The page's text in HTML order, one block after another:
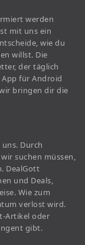
werden
mit uns ein
wie du
willst. Die
der täglich
für Android
bringen dir die
Durch
suchen müssen,
DealGott
und Deals,
Wie zum
verlost wird.
Artikel oder
gibt.